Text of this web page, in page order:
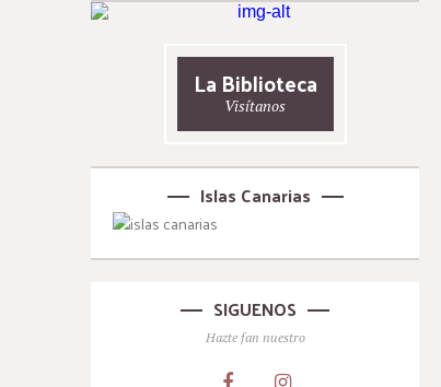
La Biblioteca
Visítanos
Islas Canarias
SIGUENOS
Hazte fan nuestro